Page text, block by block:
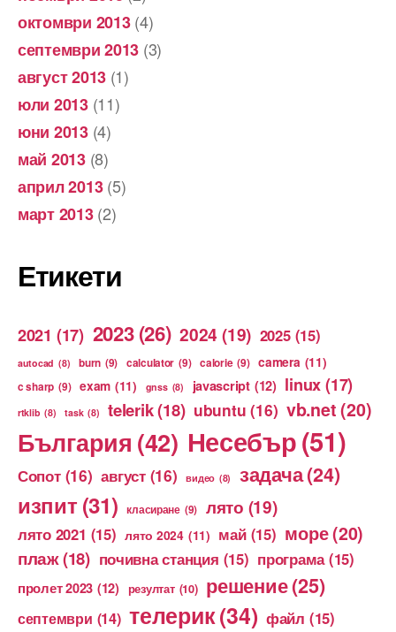
октомври 2013(4)
септември 2013 (3)
август 2013 (1)
юли 2013(11)
юни 2013(4)
май 2013(8)
април 2013(5)
март 2013(2)
Етикети
2021 (17) 2023 (26) 2024 (19) 2025 (15)
autocad (8) burn (9) calculator (9) calorie (9) camera (11)
c sharp (9) exam (11) gnss (8) javascript (12) linux(17)
rtklib (8) task (8) telerik(18) ubuntu (16) vb.net(20)
България (42) Несебър(51)
Сопот (16) август (16) видео (8) задача(24)
изпит (31) класиране (9) лято (19)
лято 2021 (15) лято 2024 (11) май (15) море(20)
плаж(18) почивна станция (15) програма (15)
пролет 2023 (12) резултат (10) решение(25)
септември (14) телерик(34) файл (15)